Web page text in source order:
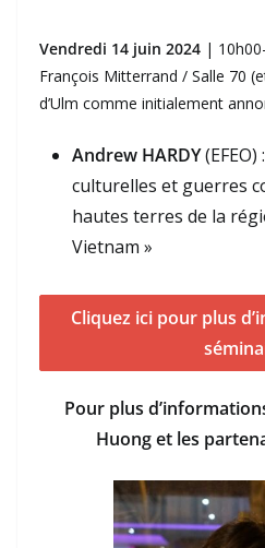
Vendredi 14 juin 2024 |
François Mitterrand / Salle 70
d’Ulm comme initialement
Andrew HARDY(EFEO)
culturelles et guerres
hautes terres de la
Vietnam »
Cliquez ici pour plus
Pour plus
Huong et les